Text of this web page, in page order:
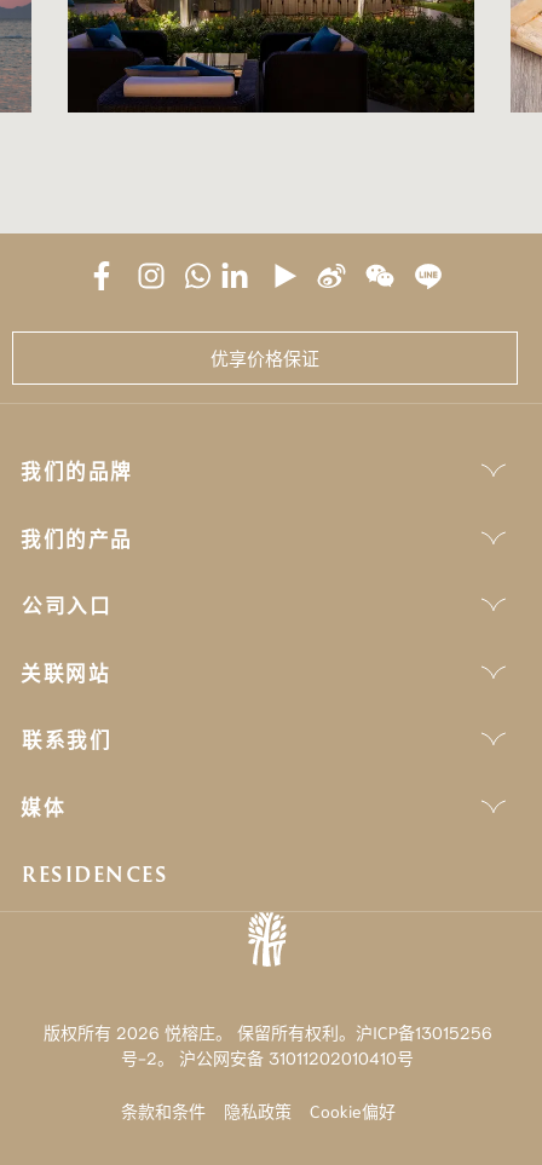
优享价格保证
我们的品牌
我们的产品
公司入口
关联网站
联系我们
媒体
RESIDENCES
版权所有 2026 悦榕庄。 保留所有权利。沪ICP备13015256
号-2。 沪公网安备 31011202010410号
条款和条件 隐私政策 Cookie偏好